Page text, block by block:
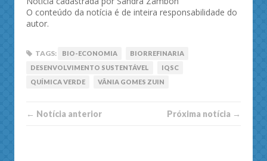
O conteúdo da notícia é de inteira responsabilidade do
autor.
TAGS: BIO-ECONOMIA
BIORREFINARIA
DESENVOLVIMENTO SUSTENTÁVEL
IQSC
QUÍMICA VERDE
VÂNIA GOMES ZUIN
← Notí­cia anterior Próxima notí­­cia →